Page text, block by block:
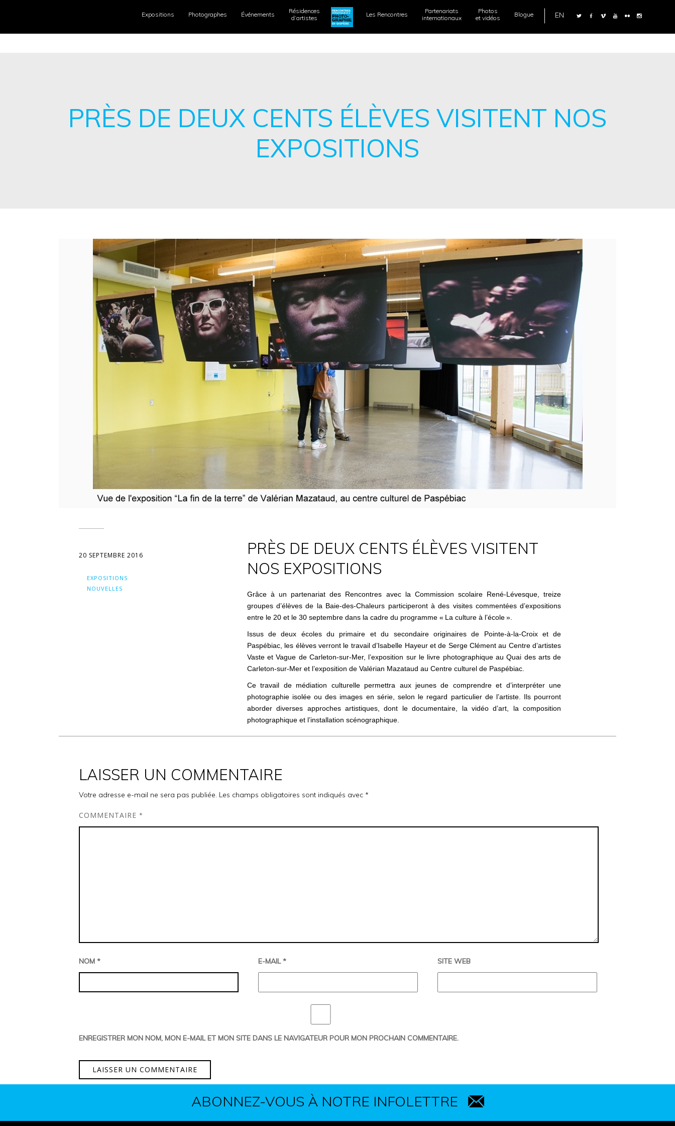
Expositions Photographes Événements
Résidences
d’artistes
Les Rencontres
Partenariats
internationaux
Photos
et vidéos
Blogue EN
PRÈS DE DEUX CENTS ÉLÈVES VISITENT NOS
EXPOSITIONS
20 SEPTEMBRE 2016
EXPOSITIONS
NOUVELLES
PRÈS DE DEUX CENTS ÉLÈVES VISITENT
NOS EXPOSITIONS
Grâce à un partenariat des Rencontres avec la Commission scolaire René-Lévesque, treize
groupes d’élèves de la Baie-des-Chaleurs participeront à des visites commentées d’expositions
entre le 20 et le 30 septembre dans la cadre du programme « La culture à l’école ».
Issus de deux écoles du primaire et du secondaire originaires de Pointe-à-la-Croix et de
Paspébiac, les élèves verront le travail d’Isabelle Hayeur et de Serge Clément au Centre d’artistes
Vaste et Vague de Carleton-sur-Mer, l’exposition sur le livre photographique au Quai des arts de
Carleton-sur-Mer et l’exposition de Valérian Mazataud au Centre culturel de Paspébiac.
Ce travail de médiation culturelle permettra aux jeunes de comprendre et d’interpréter une
photographie isolée ou des images en série, selon le regard particulier de l’artiste. Ils pourront
aborder diverses approches artistiques, dont le documentaire, la vidéo d’art, la composition
photographique et l’installation scénographique.
LAISSER UN COMMENTAIRE
Votre adresse e-mail ne sera pas publiée. Les champs obligatoires sont indiqués avec *
COMMENTAIRE *
NOM * E-MAIL* SITE WEB
ENREGISTRER MON NOM, MON E-MAIL ET MON SITE DANS LE NAVIGATEUR POUR MON PROCHAIN COMMENTAIRE.
ABONNEZ-VOUS À NOTRE INFOLETTRE